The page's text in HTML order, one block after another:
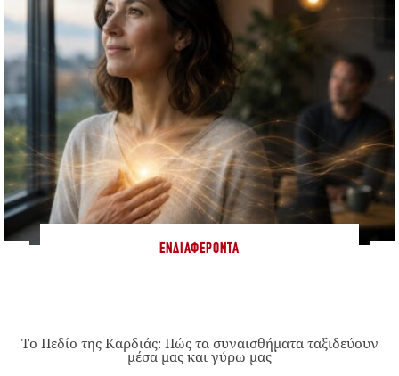
ΕΝΔΙΑΦΈΡΟΝΤΑ
Το Πεδίο της Καρδιάς: Πώς τα συναισθήματα ταξιδεύουν
μέσα μας και γύρω μας